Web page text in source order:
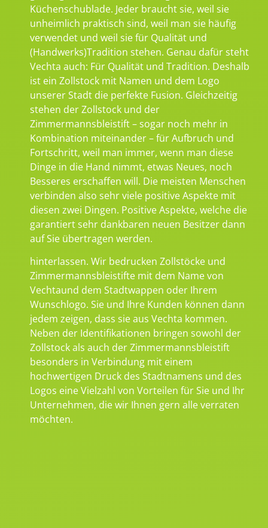
Küchenschublade. Jeder braucht sie, weil sie
unheimlich praktisch sind, weil man sie häufig
verwendet und weil sie für Qualität und
(Handwerks)Tradition stehen. Genau dafür steht
Vechta auch: Für Qualität und Tradition. Deshalb
ist ein Zollstock mit Namen und dem Logo
unserer Stadt die perfekte Fusion. Gleichzeitig
stehen der Zollstock und der
Zimmermannsbleistift – sogar noch mehr in
Kombination miteinander – für Aufbruch und
Fortschritt, weil man immer, wenn man diese
Dinge in die Hand nimmt, etwas Neues, noch
Besseres erschaffen will. Die meisten Menschen
verbinden also sehr viele positive Aspekte mit
diesen zwei Dingen. Positive Aspekte, welche die
garantiert sehr dankbaren neuen Besitzer dann
auf Sie übertragen werden.
hinterlassen. Wir bedrucken Zollstöcke und
Zimmermannsbleistifte mit dem Name von
Vechtaund dem Stadtwappen oder Ihrem
Wunschlogo. Sie und Ihre Kunden können dann
jedem zeigen, dass sie aus Vechta kommen.
Neben der Identifikationen bringen sowohl der
Zollstock als auch der Zimmermannsbleistift
besonders in Verbindung mit einem
hochwertigen Druck des Stadtnamens und des
Logos eine Vielzahl von Vorteilen für Sie und Ihr
Unternehmen, die wir Ihnen gern alle verraten
möchten.